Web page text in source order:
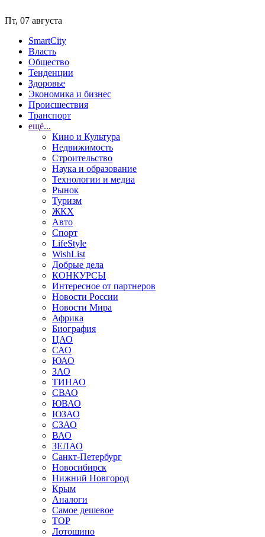
Пт, 07 августа
SmartCity
Власть
Общество
Тенденции
Здоровье
Экономика и бизнес
Происшествия
Транспорт
ещё...
Кино и Культура
Недвижимость
Строительство
Наука и образование
Технологии и медиа
Рынок
Туризм
ЖКХ
Авто
Спорт
LifeStyle
WishList
Добрые дела
КОНКУРСЫ
Интересное от партнеров
Новости России
Новости Мира
Африка
Биография
ЦАО
САО
ЮАО
ЗАО
ТИНАО
СВАО
ЮВАО
ЮЗАО
СЗАО
ВАО
ЗЕЛАО
Санкт-Петербург
Новосибирск
Нижний Новгород
Крым
Аналоги
Самое дешевое
TOP
Лотошино